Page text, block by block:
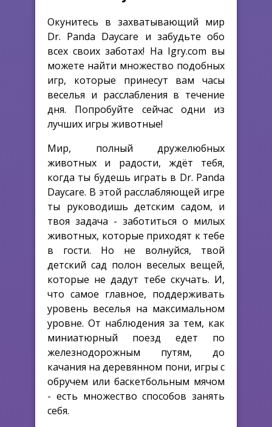
Окунитесь в захватывающий мир
Dr. Panda Daycare и забудьте обо
всех своих заботах! На Igry.com вы
можете найти множество подобных
игр, которые принесут вам часы
веселья и расслабления в течение
дня. Попробуйте сейчас одни из
лучших игры животные!
Мир, полный дружелюбных
животных и радости, ждёт тебя,
когда ты будешь играть в Dr. Panda
Daycare. В этой расслабляющей игре
ты руководишь детским садом, и
твоя задача - заботиться о милых
животных, которые приходят к тебе
в гости. Но не волнуйся, твой
детский сад полон веселых вещей,
которые не дадут тебе скучать. И,
что самое главное, поддерживать
уровень веселья на максимальном
уровне. От наблюдения за тем, как
миниатюрный поезд едет по
железнодорожным путям, до
качания на деревянном пони, игры с
обручем или баскетбольным мячом
- есть множество способов занять
себя.